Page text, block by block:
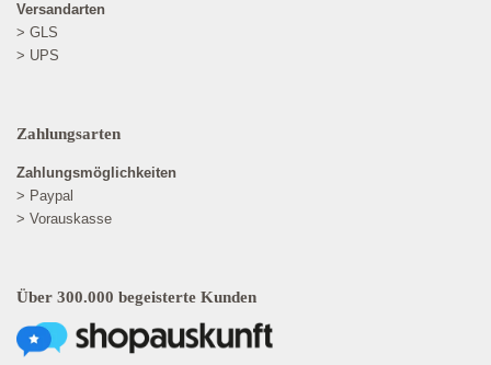
Versandarten
> GLS
> UPS
Zahlungsarten
Zahlungsmöglichkeiten
> Paypal
> Vorauskasse
Über 300.000 begeisterte Kunden